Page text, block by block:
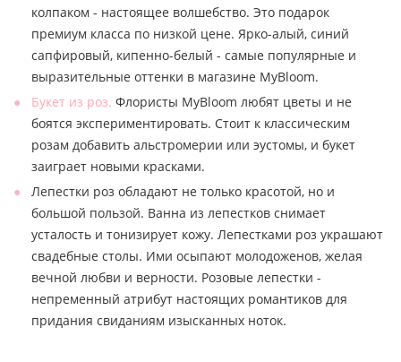
колпаком - настоящее волшебство. Это подарок
премиум класса по низкой цене. Ярко-алый, синий
сапфировый, кипенно-белый - самые популярные и
выразительные оттенки в магазине MyBloom.
Букет из роз. Флористы MyBloom любят цветы и не
боятся экспериментировать. Стоит к классическим
розам добавить альстромерии или эустомы, и букет
заиграет новыми красками.
Лепестки роз обладают не только красотой, но и
большой пользой. Ванна из лепестков снимает
усталость и тонизирует кожу. Лепестками роз украшают
свадебные столы. Ими осыпают молодоженов, желая
вечной любви и верности. Розовые лепестки -
непременный атрибут настоящих романтиков для
придания свиданиям изысканных ноток.